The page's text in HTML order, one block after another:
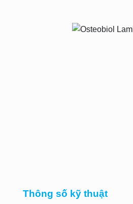
Thông số kỹ thuật